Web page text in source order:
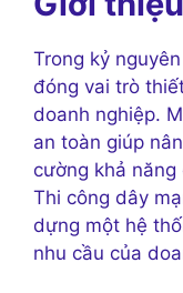
Trong kỷ
đóng vai trò
doanh nghiệp.
an toàn giúp
cường khả
Thi công dây
dựng một hệ
nhu cầu của